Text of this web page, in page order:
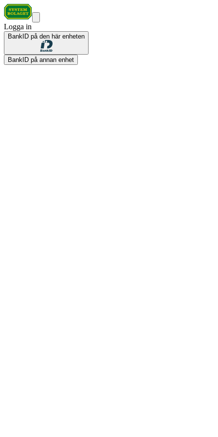
Logga in
BankID på den här enheten
BankID på annan enhet